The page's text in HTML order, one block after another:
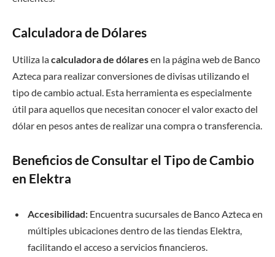
Calculadora de Dólares
Utiliza lacalculadora de dólaresen la página web de Banco
Azteca para realizar conversiones de divisas utilizando el
tipo de cambio actual. Esta herramienta es especialmente
útil para aquellos que necesitan conocer el valor exacto del
dólar en pesos antes de realizar una compra o transferencia.
Beneficios de Consultar el Tipo de Cambio
en Elektra
Accesibilidad: Encuentra sucursales de Banco Azteca en
múltiples ubicaciones dentro de las tiendas Elektra,
facilitando el acceso a servicios financieros.